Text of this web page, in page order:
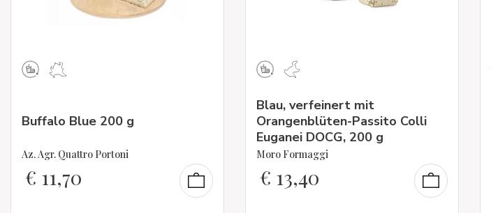
Buffalo Blue 200 g
Az. Agr. Quattro Portoni
€ 11,70
Blau, verfeinert mit
Orangenblüten-Passito Colli
Euganei DOCG, 200 g
Moro Formaggi
€ 13,40